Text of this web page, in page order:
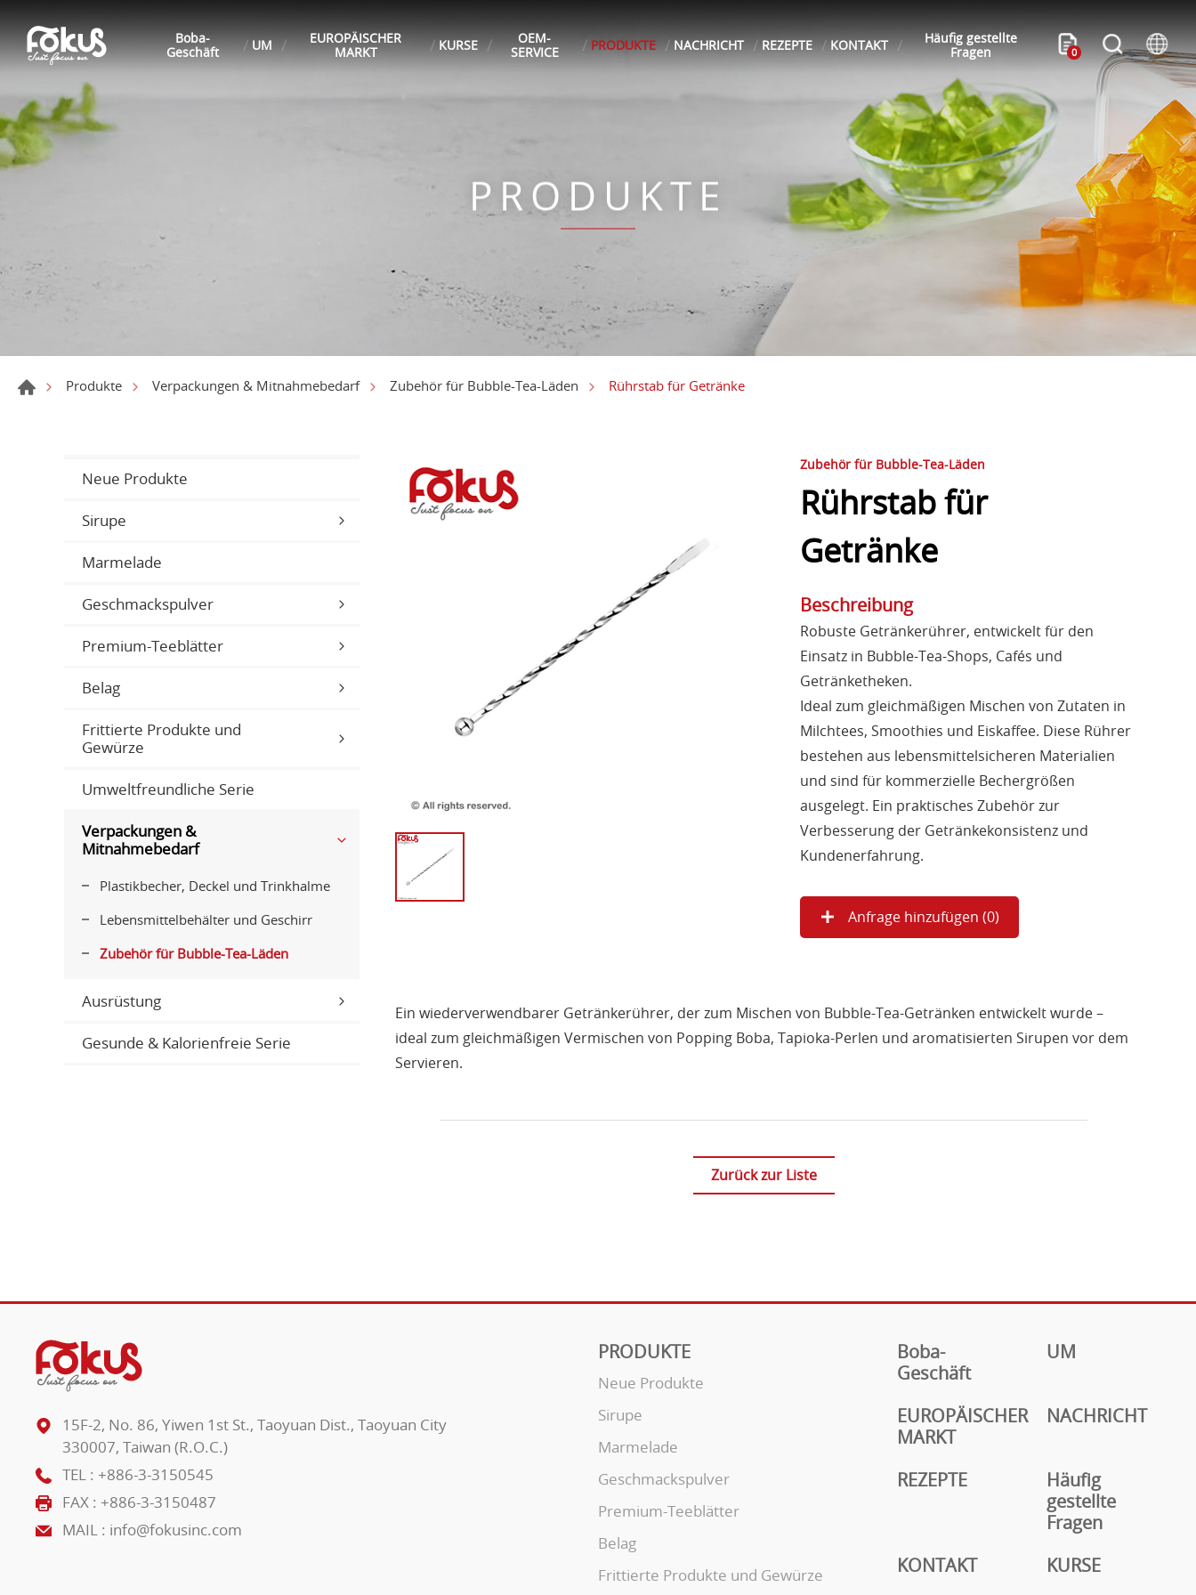
Boba-
Geschäft
UM
EUROPÄISCHER
MARKT
KURSE
OEM-
SERVICE
PRODUKTE NACHRICHT REZEPTE KONTAKT
Häufig gestellte
Fragen
0
PRODUKTE
Produkte Verpackungen & Mitnahmebedarf Zubehör für Bubble-Tea-Läden Rührstab für Getränke
Neue Produkte
Sirupe
Marmelade
Geschmackspulver
Premium-Teeblätter
Belag
Frittierte Produkte und
Gewürze
Umweltfreundliche Serie
Verpackungen &
Mitnahmebedarf
Plastikbecher, Deckel und Trinkhalme
Lebensmittelbehälter und Geschirr
Zubehör für Bubble-Tea-Läden
Ausrüstung
Gesunde & Kalorienfreie Serie
Zubehör für Bubble-Tea-Läden
Rührstab für
Getränke
Beschreibung
Robuste Getränkerührer, entwickelt für den
Einsatz in Bubble-Tea-Shops, Cafés und
Getränketheken.
Ideal zum gleichmäßigen Mischen von Zutaten in
Milchtees, Smoothies und Eiskaffee. Diese Rührer
bestehen aus lebensmittelsicheren Materialien
und sind für kommerzielle Bechergrößen
ausgelegt. Ein praktisches Zubehör zur
Verbesserung der Getränkekonsistenz und
Kundenerfahrung.
Anfrage hinzufügen (0)
Ein wiederverwendbarer Getränkerührer, der zum Mischen von Bubble-Tea-Getränken entwickelt wurde –
ideal zum gleichmäßigen Vermischen von Popping Boba, Tapioka-Perlen und aromatisierten Sirupen vor dem
Servieren.
Zurück zur Liste
PRODUKTE
Neue Produkte
Sirupe
Marmelade
Geschmackspulver
Premium-Teeblätter
Belag
Frittierte Produkte und Gewürze
Boba-
Geschäft
UM
EUROPÄISCHER
MARKT
NACHRICHT
REZEPTE
Häufig
gestellte
Fragen
KONTAKT
KURSE
15F-2, No. 86, Yiwen 1st St., Taoyuan Dist., Taoyuan City
330007, Taiwan (R.O.C.)
TEL : +886-3-3150545
FAX : +886-3-3150487
MAIL : info@fokusinc.com